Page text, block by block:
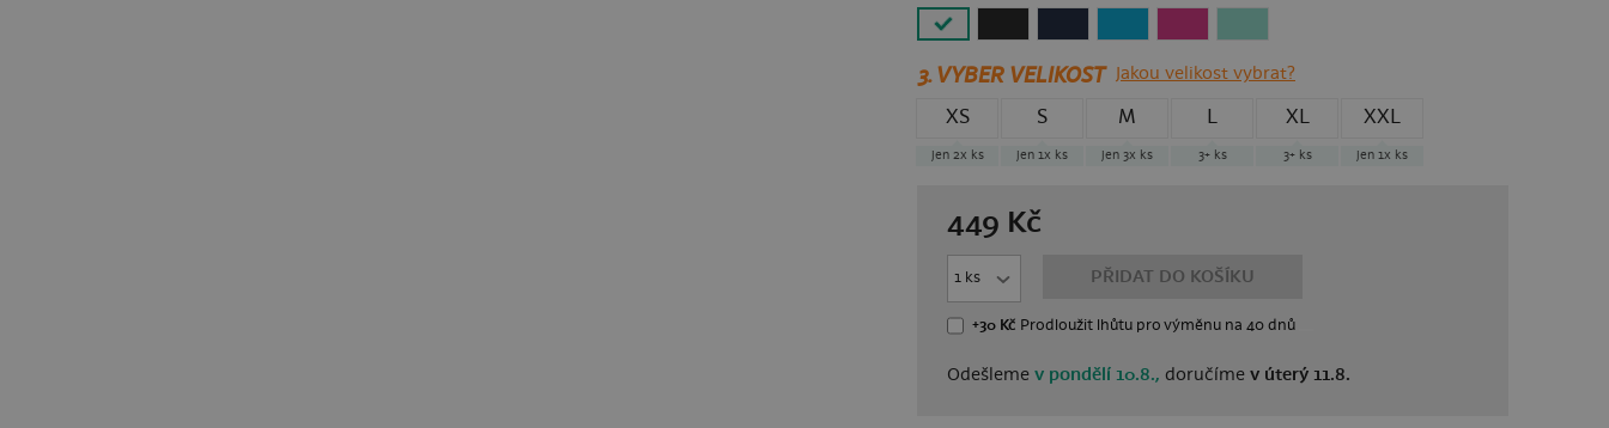
3.VYBER VELIKOST Jakou velikost vybrat?
XS
jen 2x ks
S
jen 1x ks
M
jen 3x ks
L
3+ ks
XL
3+ ks
XXL
jen 1x ks
449 Kč
PŘIDAT DO KOŠÍKU
+30 Kč Prodloužit lhůtu pro výměnu na 40 dnů
Odešleme v pondělí 10.8., doručíme v úterý 11.8.